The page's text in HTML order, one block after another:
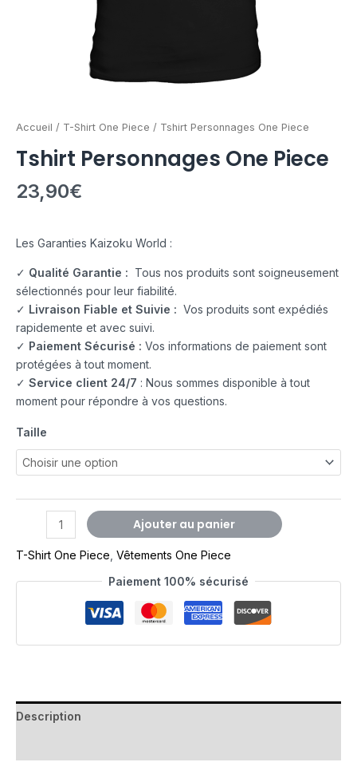
Accueil / T-Shirt One Piece / Tshirt Personnages One Piece
Tshirt Personnages One Piece
23,90€
Les Garanties Kaizoku World :
✓ Qualité Garantie : Tous nos produits sont soigneusement
sélectionnés pour leur fiabilité.
✓ Livraison Fiable et Suivie : Vos produits sont expédiés
rapidemente et avec suivi.
✓ Paiement Sécurisé : Vos informations de paiement sont
protégées à tout moment.
✓ Service client 24/7 : Nous sommes disponible à tout
moment pour répondre à vos questions.
Taille
Ajouter au panier
T-Shirt One Piece Vêtements One Piece
Paiement 100% sécurisé
Description